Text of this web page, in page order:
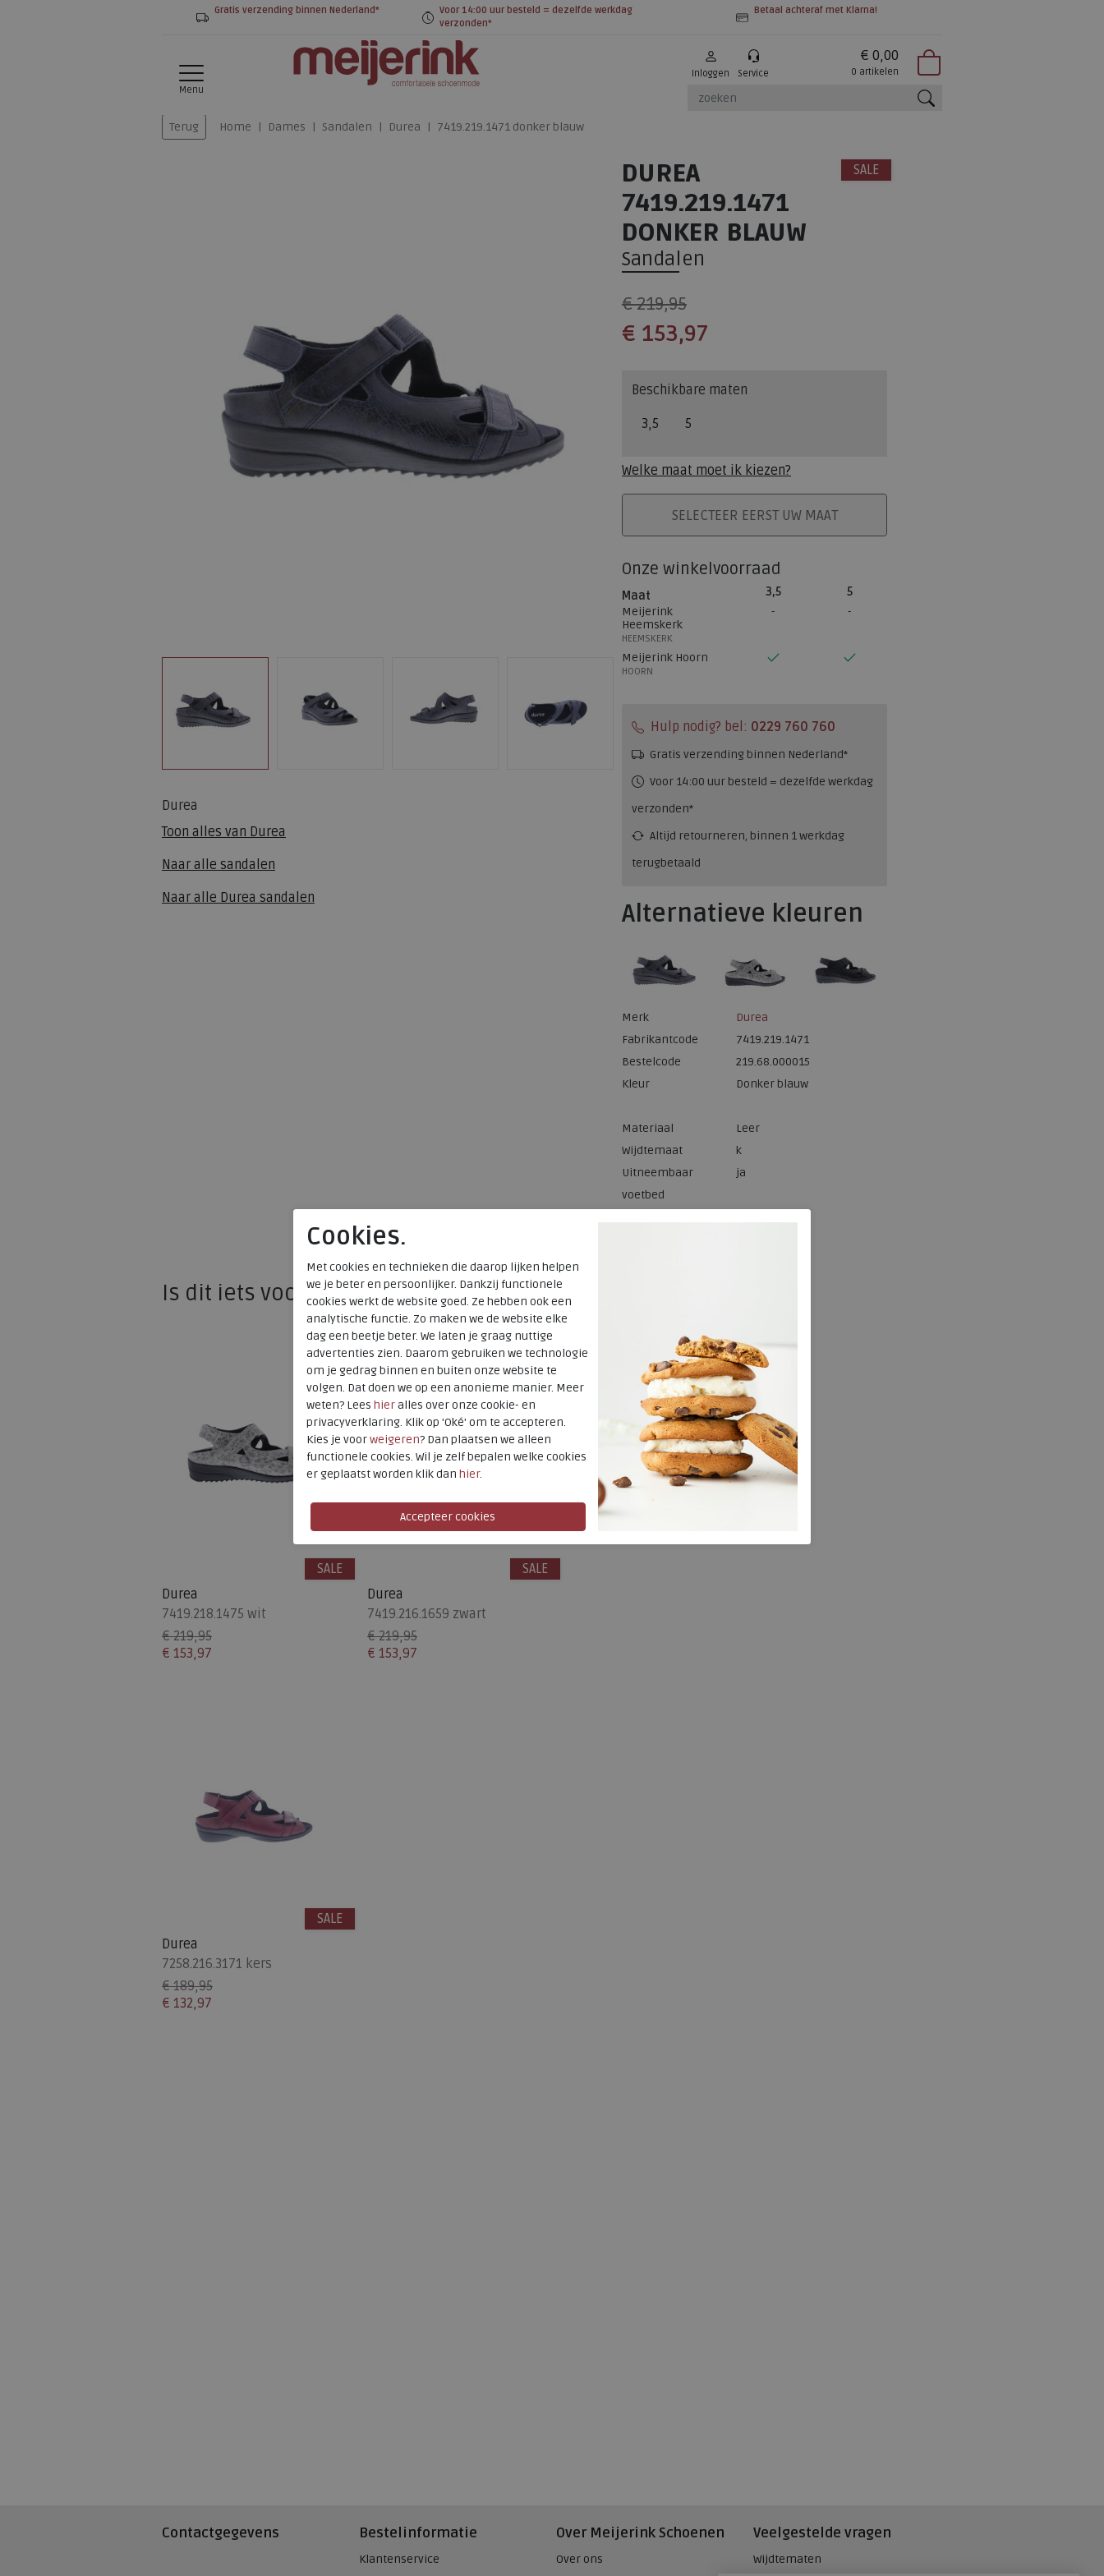
Gratis verzending binnen Nederland*
Voor 14:00 uur besteld = dezelfde werkdag
verzonden*
Betaal achteraf met Klarna!
Menu
Inloggen Service
€ 0,00
0 artikelen
Terug Home Dames Sandalen Durea 7419.219.1471 donker blauw
Durea
Toon alles van Durea
Naar alle sandalen
Naar alle Durea sandalen
SALE
DUREA
7419.219.1471
DONKER BLAUW
Sandalen
€ 219,95
€ 153,97
Beschikbare maten
3,5 5
Welke maat moet ik kiezen?
PLAATS IN WINKELMAND
SELECTEER EERST UW MAAT
Onze winkelvoorraad
Maat 3,5
5
Meijerink
Heemskerk
HEEMSKERK
Meijerink Hoorn
HOORN
Hulp nodig? bel: 0229 760 760
Gratis verzending binnen Nederland*
Voor 14:00 uur besteld = dezelfde werkdag
verzonden*
Altijd retourneren, binnen 1 werkdag
terugbetaald
Alternatieve kleuren
Merk
Durea
Fabrikantcode
7419.219.1471
Bestelcode
219.68.000015
Kleur
Donker blauw
Materiaal
Leer
Wijdtemaat
k
Uitneembaar
voetbed
ja
Is dit iets voor u?
Durea
7419.218.1475 wit
€ 219,95
€ 153,97
SALE
Durea
7419.216.1659 zwart
€ 219,95
€ 153,97
SALE
Durea
7258.216.3171 kers
€ 189,95
€ 132,97
SALE
Contactgegevens Bestelinformatie
Klantenservice
Over Meijerink Schoenen
Over ons
Veelgestelde vragen
Wijdtematen
Cookies.
Met cookies en technieken die daarop lijken helpen
we je beter en persoonlijker. Dankzij functionele
cookies werkt de website goed. Ze hebben ook een
analytische functie. Zo maken we de website elke
dag een beetje beter. We laten je graag nuttige
advertenties zien. Daarom gebruiken we technologie
om je gedrag binnen en buiten onze website te
volgen. Dat doen we op een anonieme manier. Meer
weten? Lees hieralles over onze cookie- en
privacyverklaring. Klik op 'Oké' om te accepteren.
Kies je voorweigeren? Dan plaatsen we alleen
functionele cookies. Wil je zelf bepalen welke cookies
er geplaatst worden klik dan hier.